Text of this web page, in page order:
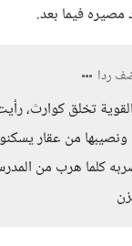
مصيره فيما بعد.
ردا
تخلق كوارث،
ونصيبها من عقار
كلما هرب من